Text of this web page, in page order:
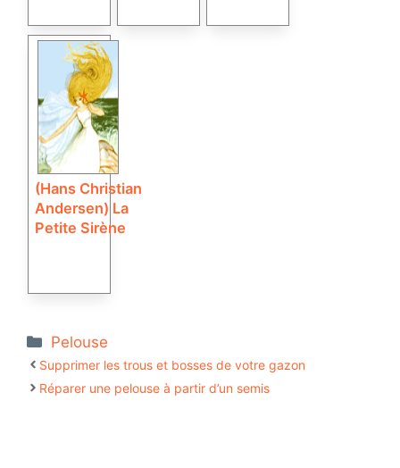
(Hans Christian
Andersen) La
Petite Sirène
Catégories
Pelouse
Supprimer les trous et bosses de votre gazon
Réparer une pelouse à partir d’un semis